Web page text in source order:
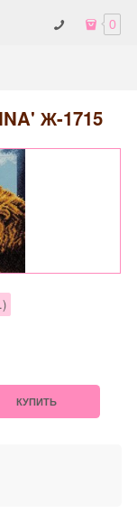
0
Ж-1715
)
КУПИТЬ